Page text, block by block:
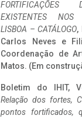
FORTIFICAÇÕES
EXISTENTES NOS
LISBOA – CATÁLOGO,
Carlos Neves e
Coordenação de
Matos. (Em
Boletim do IHIT,
Relação dos fortes,
pontos fortificados,